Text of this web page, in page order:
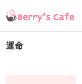
運命